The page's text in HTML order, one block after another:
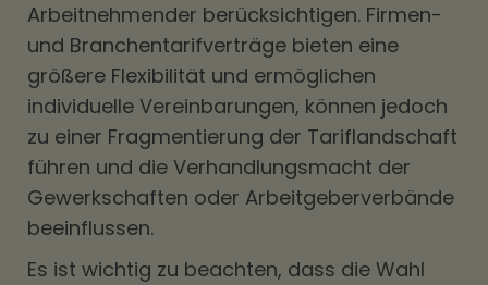
Arbeitnehmender berücksichtigen. Firmen-
und Branchentarifverträge bieten eine
größere Flexibilität und ermöglichen
individuelle Vereinbarungen, können jedoch
zu einer Fragmentierung der Tariflandschaft
führen und die Verhandlungsmacht der
Gewerkschaften oder Arbeitgeberverbände
beeinflussen.
Es ist wichtig zu beachten, dass die Wahl